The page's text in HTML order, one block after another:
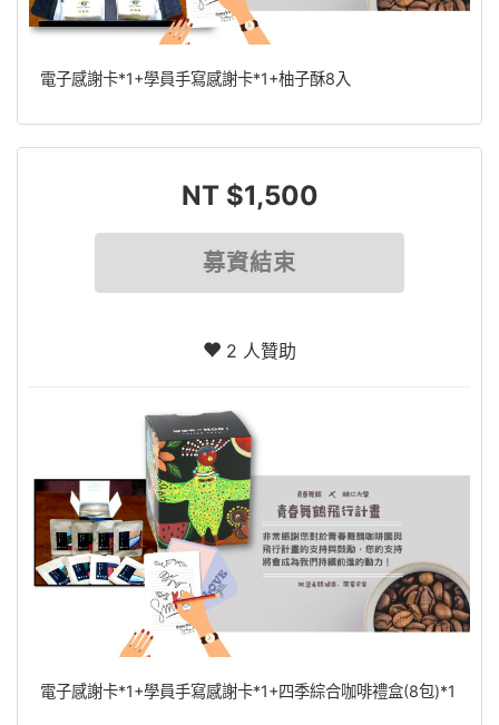
電子感謝卡*1+學員手寫感謝卡*1+柚子酥8入
NT $1,500
募資結束
2 人贊助
電子感謝卡*1+學員手寫感謝卡*1+四季綜合咖啡禮盒(8包)*1